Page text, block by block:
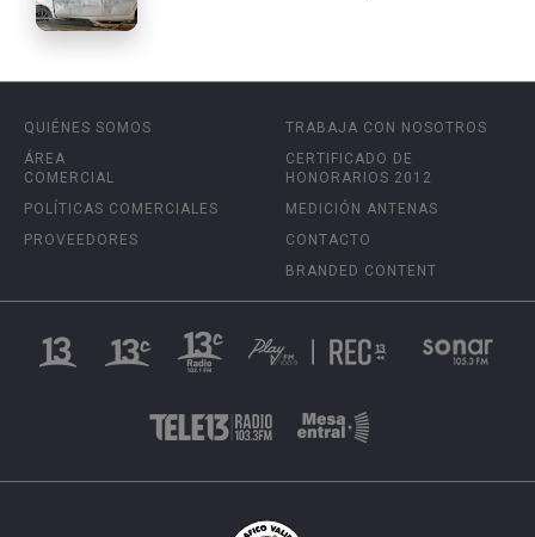
QUIÉNES SOMOS
ÁREA
COMERCIAL
POLÍTICAS COMERCIALES
PROVEEDORES
TRABAJA CON NOSOTROS
CERTIFICADO DE
HONORARIOS 2012
MEDICIÓN ANTENAS
CONTACTO
BRANDED CONTENT